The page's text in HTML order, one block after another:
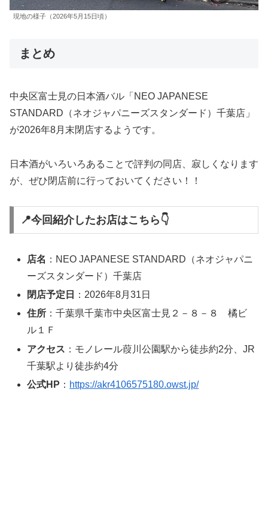
現地の様子（2026年5月15日頃）
まとめ
中央区富士見の日本酒バル「NEO JAPANESE
STANDARD（ネオジャパニーズスタンダード）千葉店」
が2026年8月末閉店するようです。
日本酒がいろいろあることで評判の同店、寂しくなります
が、ぜひ閉店前に行っておいてください！！
📍今回紹介したお店はこちら👇
店名 ：NEO JAPANESE STANDARD（ネオジャパニ
ーズスタンダード）千葉店
閉店予定日
：2026年8月31日
住所 ：千葉県千葉市中央区富士見２－８－８ 橘ビ
ル１Ｆ
アクセス ：モノレール葭川公園駅から徒歩約2分、JR
千葉駅より徒歩約4分
公式HP ： https://akr4106575180.owst.jp/